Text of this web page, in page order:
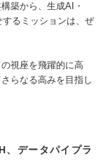
築から、生成AI・
るミッションは、ぜ
視座を飛躍的に高
らなる高みを目指し
データパイプラ